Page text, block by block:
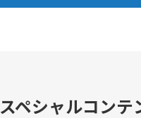
スペシャルコンテ